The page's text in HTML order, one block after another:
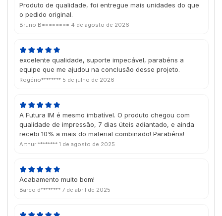
Produto de qualidade, foi entregue mais unidades do que
o pedido original.
Bruno B******** 4 de agosto de 2026
excelente qualidade, suporte impecável, parabéns a
equipe que me ajudou na conclusão desse projeto.
Rogério******** 5 de julho de 2026
A Futura IM é mesmo imbatível. O produto chegou com
qualidade de impressão, 7 dias úteis adiantado, e ainda
recebi 10% a mais do material combinado! Parabéns!
Arthur ******** 1 de agosto de 2025
Acabamento muito bom!
Barco d******** 7 de abril de 2025